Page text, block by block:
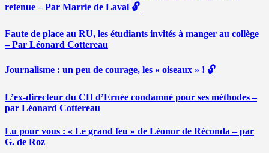
retenue – Par Marrie de Laval 🔓
Faute de place au RU, les étudiants invités à manger au collège
– Par Léonard Cottereau
Journalisme : un peu de courage, les « oiseaux » ! 🔓
L’ex-directeur du CH d’Ernée condamné pour ses méthodes –
par Léonard Cottereau
Lu pour vous : « Le grand feu » de Léonor de Réconda – par
G. de Roz